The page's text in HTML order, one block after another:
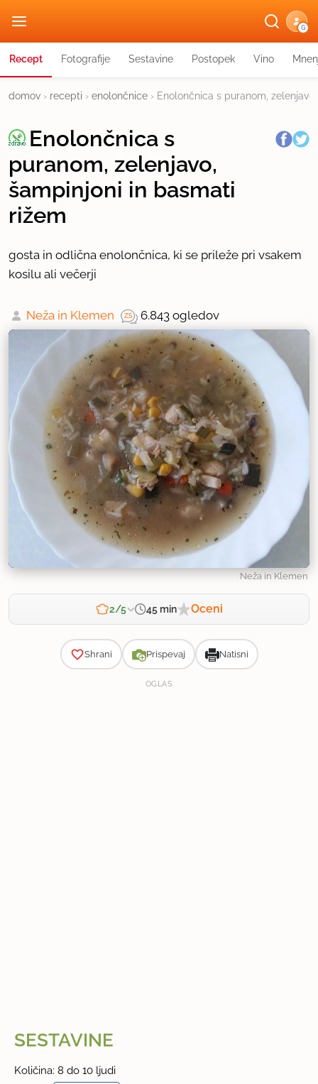
G
Recept Fotografije Sestavine Postopek Vino
domov › recepti › enolončnice › Enolončnica s puranom,
Enolončnica s
puranom, zelenjavo,
šampinjoni in basmati
rižem
gosta in odlična enolončnica, ki se prileže pri vsakem
kosilu ali večerji
Neža in Klemen 6.843 ogledov
Neža in Klemen
2/5 45 min Oceni
Shrani Prispevaj Natisni
OGLAS
SESTAVINE
Količina: 8 do 10 ljudi